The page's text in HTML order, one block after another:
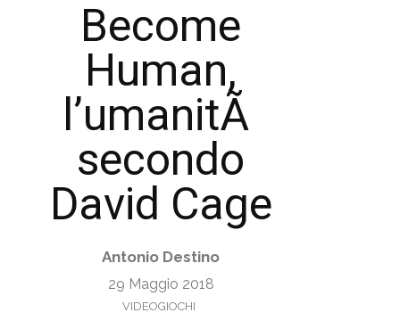
Become
Human,
l’umanitÃ
secondo
David Cage
Antonio Destino
29 Maggio 2018
VIDEOGIOCHI